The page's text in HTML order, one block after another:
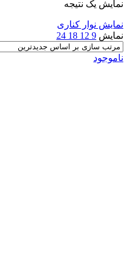
نمایش یک نتیجه
نمایش نوار کناری
نمایش 9
12
18
24
ناموجود